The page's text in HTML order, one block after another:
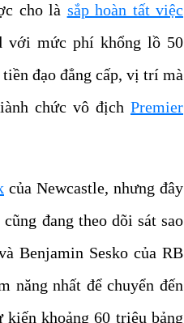
cho là sắp hoàn tất việc
với mức phí khổng lồ 50
đạo đẳng cấp, vị trí mà
chức vô địch Premier
của Newcastle, nhưng đây
đang theo dõi sát sao
Benjamin Sesko của RB
năng nhất để chuyển đến
khoảng 60 triệu bảng